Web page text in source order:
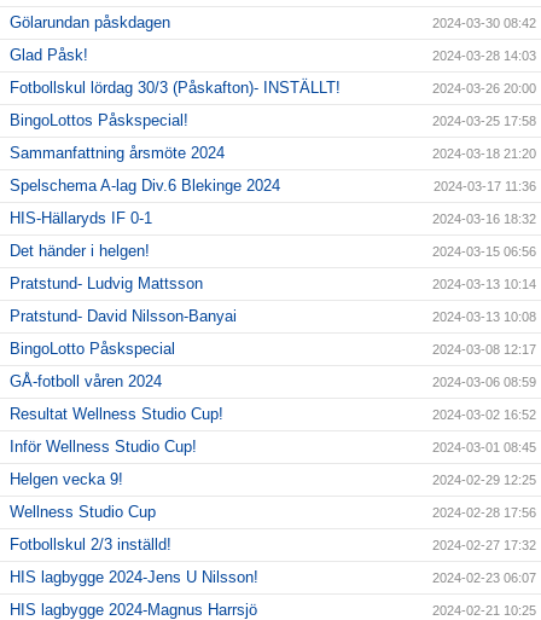
Gölarundan påskdagen 2024-03-30 08:42
Glad Påsk! 2024-03-28 14:03
Fotbollskul lördag 30/3 (Påskafton)- INSTÄLLT! 2024-03-26 20:00
BingoLottos Påskspecial! 2024-03-25 17:58
Sammanfattning årsmöte 2024 2024-03-18 21:20
Spelschema A-lag Div.6 Blekinge 2024 2024-03-17 11:36
HIS-Hällaryds IF 0-1 2024-03-16 18:32
Det händer i helgen! 2024-03-15 06:56
Pratstund- Ludvig Mattsson 2024-03-13 10:14
Pratstund- David Nilsson-Banyai 2024-03-13 10:08
BingoLotto Påskspecial 2024-03-08 12:17
GÅ-fotboll våren 2024 2024-03-06 08:59
Resultat Wellness Studio Cup! 2024-03-02 16:52
Inför Wellness Studio Cup! 2024-03-01 08:45
Helgen vecka 9! 2024-02-29 12:25
Wellness Studio Cup 2024-02-28 17:56
Fotbollskul 2/3 inställd! 2024-02-27 17:32
HIS lagbygge 2024-Jens U Nilsson! 2024-02-23 06:07
HIS lagbygge 2024-Magnus Harrsjö 2024-02-21 10:25